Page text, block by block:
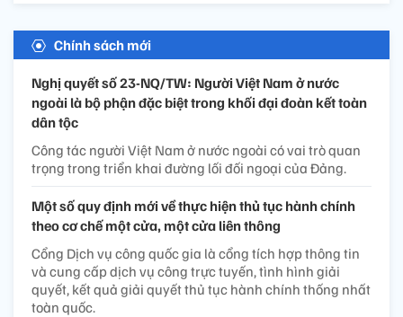
Chính sách mới
Nghị quyết số 23-NQ/TW: Người Việt Nam ở nước
ngoài là bộ phận đặc biệt trong khối đại đoàn kết toàn
dân tộc
Công tác người Việt Nam ở nước ngoài có vai trò quan
trọng trong triển khai đường lối đối ngoại của Đảng.
Một số quy định mới về thực hiện thủ tục hành chính
theo cơ chế một cửa, một cửa liên thông
Cổng Dịch vụ công quốc gia là cổng tích hợp thông tin
và cung cấp dịch vụ công trực tuyến, tình hình giải
quyết, kết quả giải quyết thủ tục hành chính thống nhất
toàn quốc.